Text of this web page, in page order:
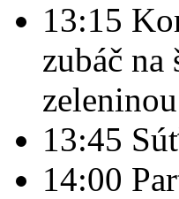
13:15
zubáč
zeleninou
13:45
14:00